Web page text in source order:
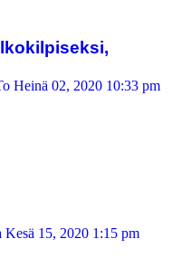
Heinä 02, 2020 10:33 pm
Kesä 15, 2020 1:15 pm